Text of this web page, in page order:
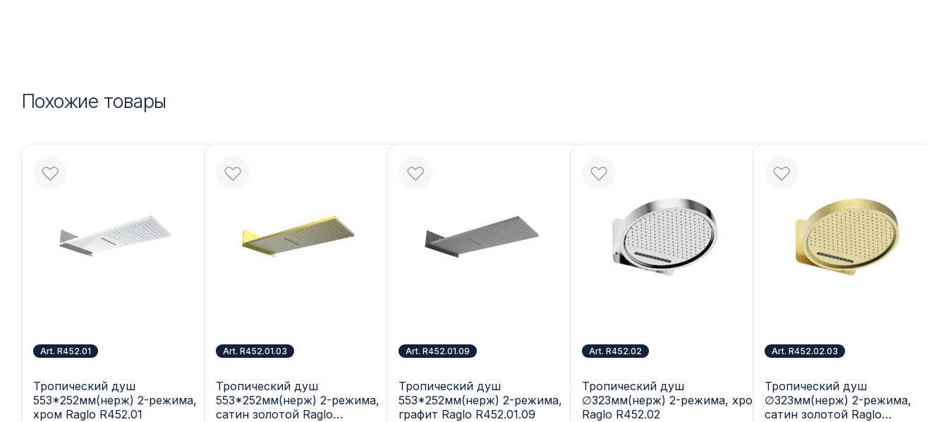
Похожие товары
Art. R452.01
Тропический душ
553*252мм(нерж) 2-режима,
хром Raglo R452.01
Art. R452.01.03
Тропический душ
553*252мм(нерж) 2-режима,
сатин золотой Raglo
Art. R452.01.09
Тропический душ
553*252мм(нерж) 2-режима,
графит Raglo R452.01.09
Art. R452.02
Тропический душ
∅323мм(нерж) 2-режима, хром
Raglo R452.02
Art. R452.02.03
Тропический душ
∅323мм(нерж) 2-режима,
сатин золотой Raglo